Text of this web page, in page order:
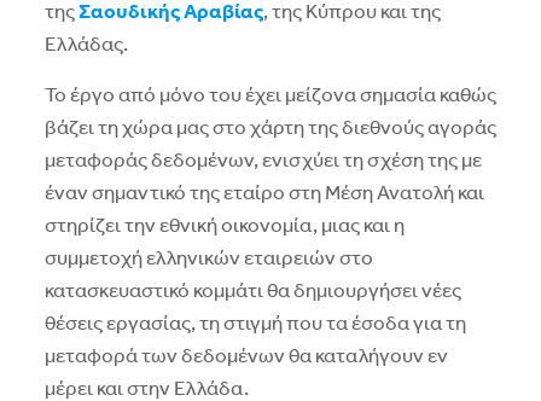
τηςΣαουδικής Αραβίας, της Κύπρου και της
Ελλάδας.
Το έργο από μόνο του έχει μείζονα σημασία καθώς
βάζει τη χώρα μας στο χάρτη της διεθνούς αγοράς
μεταφοράς δεδομένων, ενισχύει τη σχέση της με
έναν σημαντικό της εταίρο στη Μέση Ανατολή και
στηρίζει την εθνική οικονομία, μιας και η
συμμετοχή ελληνικών εταιρειών στο
κατασκευαστικό κομμάτι θα δημιουργήσει νέες
θέσεις εργασίας, τη στιγμή που τα έσοδα για τη
μεταφορά των δεδομένων θα καταλήγουν εν
μέρει και στην Ελλάδα.